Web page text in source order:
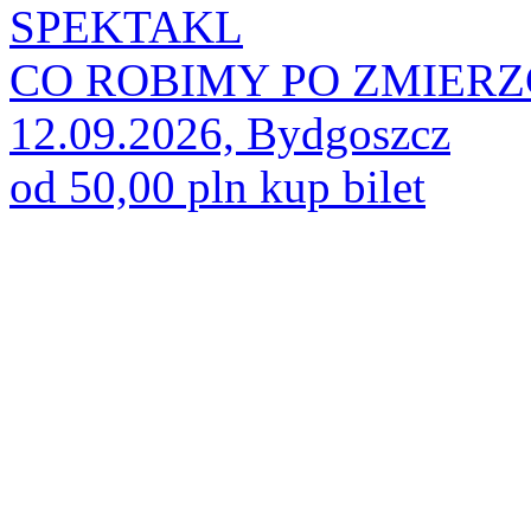
SPEKTAKL
CO ROBIMY PO
12.09.2026, Bydgoszcz
od 50,00 pln kup bilet